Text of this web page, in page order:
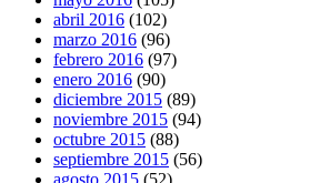
abril 2016 (102)
marzo 2016 (96)
febrero 2016 (97)
enero 2016 (90)
diciembre 2015 (89)
noviembre 2015 (94)
octubre 2015 (88)
septiembre 2015 (56)
agosto 2015 (52)